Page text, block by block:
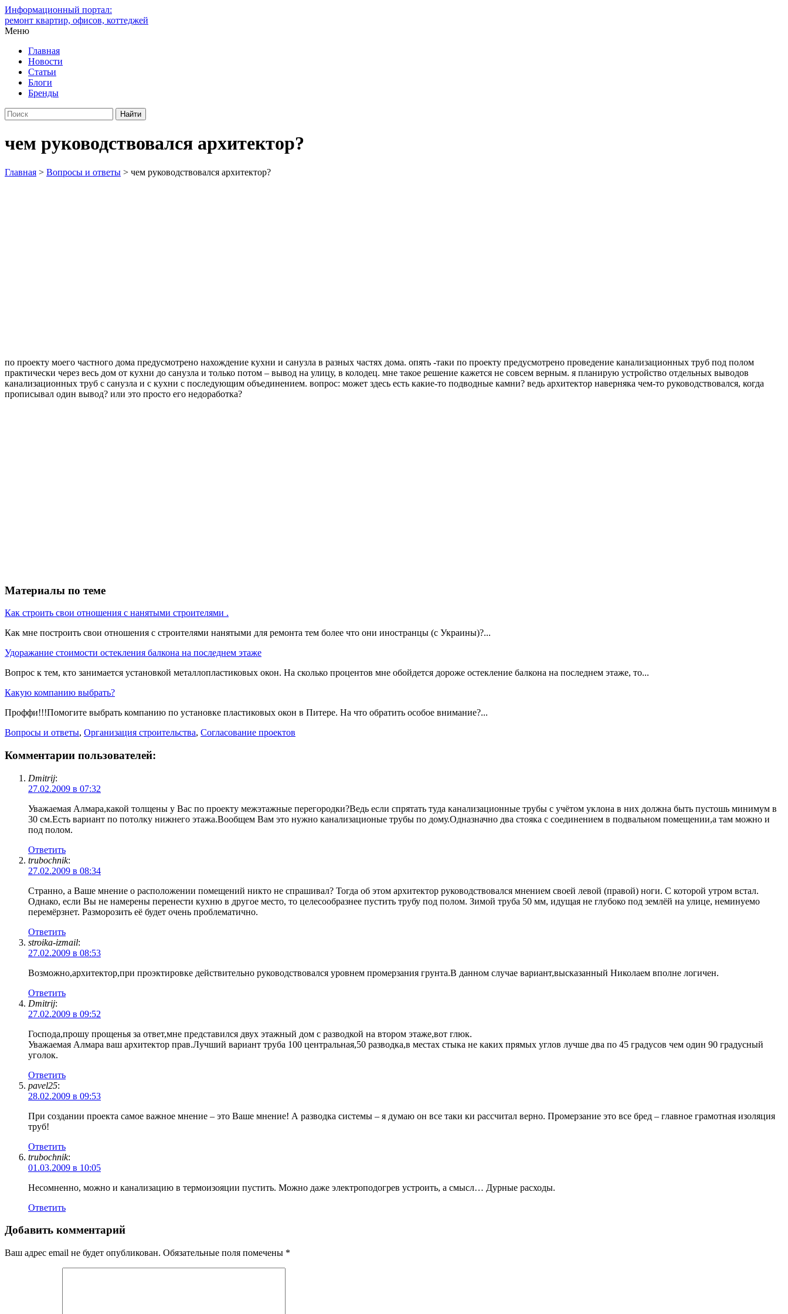
Информационный портал:
ремонт квартир, офисов, коттеджей
Меню
Главная
Новости
Статьи
Блоги
Бренды
чем руководствовался архитектор?
Главная > Вопросы и ответы > чем руководствовался архитектор?
по проекту моего частного дома предусмотрено нахождение кухни и санузла в разных частях дома. опять -таки по проекту предусмотрено проведение канализационных труб под полом
практически через весь дом от кухни до санузла и только потом – вывод на улицу, в колодец. мне такое решение кажется не совсем верным. я планирую устройство отдельных выводов
канализационных труб с санузла и с кухни с последующим объединением. вопрос: может здесь есть какие-то подводные камни? ведь архитектор наверняка чем-то руководствовался, когда
прописывал один вывод? или это просто его недоработка?
Материалы по теме
Как строить свои отношения с нанятыми строителями .
Как мне построить свои отношения с строителями нанятыми для ремонта тем более что они иностранцы (с Украины)?...
Удоражание стоимости остекления балкона на последнем этаже
Вопрос к тем, кто занимается установкой металлопластиковых окон. На сколько процентов мне обойдется дороже остекление балкона на последнем этаже, то...
Какую компанию выбрать?
Проффи!!!Помогите выбрать компанию по установке пластиковых окон в Питере. На что обратить особое внимание?...
Вопросы и ответы, Организация строительства, Согласование проектов
Комментарии пользователей:
Dmitrij:
27.02.2009 в 07:32
Уважаемая Алмара,какой толщены у Вас по проекту межэтажные перегородки?Ведь если спрятать туда канализационные трубы с учётом уклона в них должна быть пустошь минимум в
30 см.Есть вариант по потолку нижнего этажа.Вообщем Вам это нужно канализационые трубы по дому.Одназначно два стояка с соединением в подвальном помещении,а там можно и
под полом.
Ответить
trubochnik:
27.02.2009 в 08:34
Странно, а Ваше мнение о расположении помещений никто не спрашивал? Тогда об этом архитектор руководствовался мнением своей левой (правой) ноги. С которой утром встал.
Однако, если Вы не намерены перенести кухню в другое место, то целесообразнее пустить трубу под полом. Зимой труба 50 мм, идущая не глубоко под землёй на улице, неминуемо
перемёрзнет. Разморозить её будет очень проблематично.
Ответить
stroika-izmail:
27.02.2009 в 08:53
Возможно,архитектор,при проэктировке действительно руководствовался уровнем промерзания грунта.В данном случае вариант,высказанный Николаем вполне логичен.
Ответить
Dmitrij:
27.02.2009 в 09:52
Господа,прошу прощенья за ответ,мне представился двух этажный дом с разводкой на втором этаже,вот глюк.
Уважаемая Алмара ваш архитектор прав.Лучший вариант труба 100 центральная,50 разводка,в местах стыка не каких прямых углов лучше два по 45 градусов чем один 90 градусный
уголок.
Ответить
pavel25:
28.02.2009 в 09:53
При создании проекта самое важное мнение – это Ваше мнение! А разводка системы – я думаю он все таки ки рассчитал верно. Промерзание это все бред – главное грамотная изоляция
труб!
Ответить
trubochnik:
01.03.2009 в 10:05
Несомненно, можно и канализацию в термоизояции пустить. Можно даже электроподогрев устроить, а смысл… Дурные расходы.
Ответить
Добавить комментарий
Ваш адрес email не будет опубликован. Обязательные поля помечены *